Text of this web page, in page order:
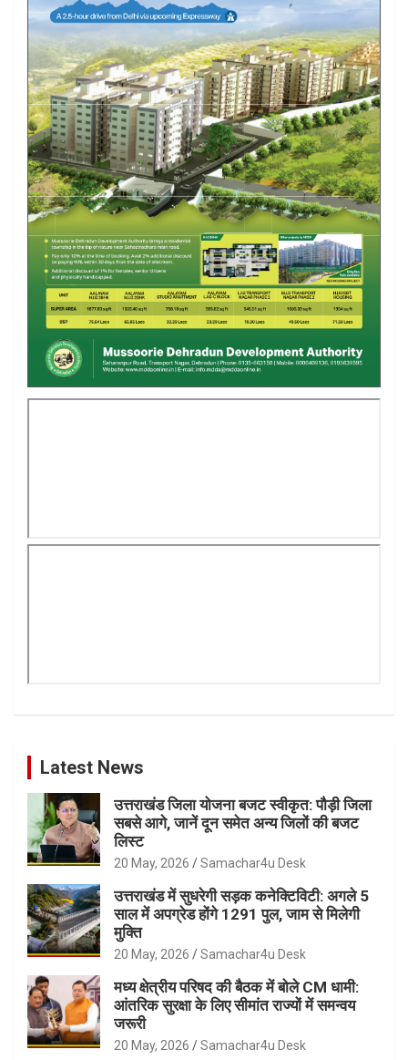
Latest News
उत्तराखंड जिला योजना बजट स्वीकृत: पौड़ी जिला
सबसे आगे, जानें दून समेत अन्य जिलों की बजट
लिस्ट
20 May, 2026 Samachar4u Desk
उत्तराखंड में सुधरेगी सड़क कनेक्टिविटी: अगले 5
साल में अपग्रेड होंगे 1291 पुल, जाम से मिलेगी
मुक्ति
20 May, 2026 Samachar4u Desk
मध्य क्षेत्रीय परिषद की बैठक में बोले CM धामी:
आंतरिक सुरक्षा के लिए सीमांत राज्यों में समन्वय
जरूरी
20 May, 2026 Samachar4u Desk